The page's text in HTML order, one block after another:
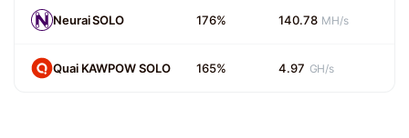
Neurai SOLO 176% 140.78 MH/s
Quai KAWPOW SOLO 165% 4.97 GH/s